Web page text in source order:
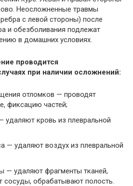
Неосложненные травмы
с левой стороны) после
и обезболивания подлежат
в домашних условиях.
проводится
при наличии осложнений:
отломков — проводят
фиксацию частей;
удаляют кровь из плевральной
— удаляют воздух из плевральной
— удаляют фрагменты тканей,
сосуды, обрабатывают полость.